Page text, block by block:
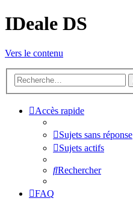
IDeale DS
Vers le contenu
Accès rapide
Sujets sans réponse
Sujets actifs
Rechercher
FAQ